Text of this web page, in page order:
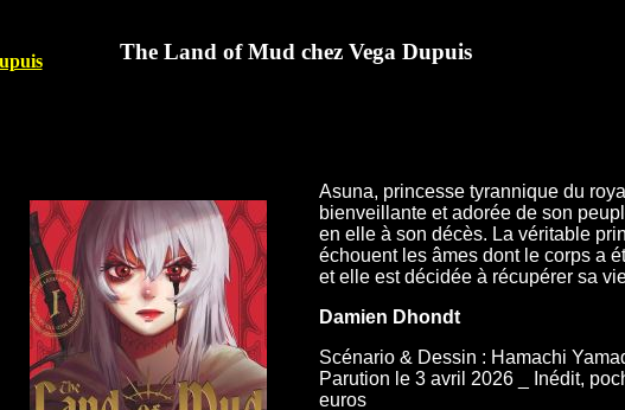
The Land of Mud chez Vega Dupuis
Asuna, princesse tyrannique du
bienveillante et adorée de son
en elle à son décès. La véritable
échouent les âmes dont le corps a
et elle est décidée à récupérer sa
Damien Dhondt
Scénario & Dessin : Hamachi
Parution le 3 avril 2026 _ Inédit,
euros